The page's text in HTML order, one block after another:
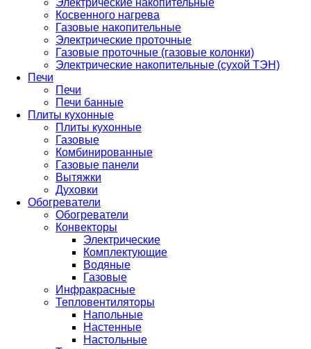
Электрические накопительные
Косвенного нагрева
Газовые накопительные
Электрические проточные
Газовые проточные (газовые колонки)
Электрические накопительные (сухой ТЭН)
Печи
Печи
Печи банные
Плиты кухонные
Плиты кухонные
Газовые
Комбинированные
Газовые панели
Вытяжки
Духовки
Обогреватели
Обогреватели
Конвекторы
Электрические
Комплектующие
Водяные
Газовые
Инфракрасные
Тепловентиляторы
Напольные
Настенные
Настольные